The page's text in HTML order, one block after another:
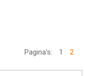
Pagina's: 1 2